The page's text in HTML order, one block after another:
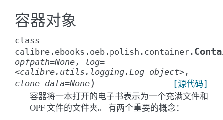
容器对象
class
calibre.ebooks.oeb.polish.container.
opfpath=None , log=
<calibre.utils.logging.Log object> ,
clone_data=None) [源代码]
容器将一本打开的电子书表示为一个充满文件和
OPF 文件的文件夹。 有两个重要的概念：